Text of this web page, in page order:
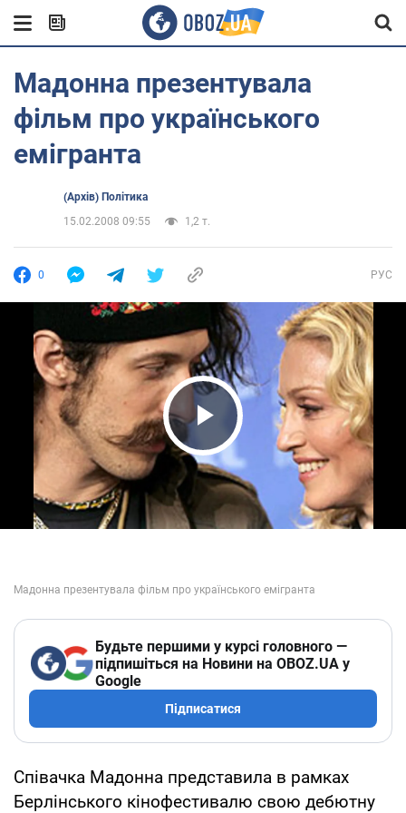
Мадонна презентувала
фільм про українського
емігранта
(Архів) Політика
15.02.2008 09:55
1,2 т.
0 РУС
Play Video
Будьте першими у курсі головного —
підпишіться на Новини на OBOZ.UA у
Google
Підписатися
Співачка Мадонна представила в рамках
Берлінського кінофестивалю свою дебютну